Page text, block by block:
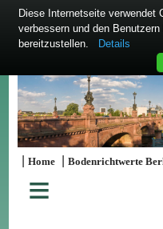
|Home |Bodenrichtwerte
≡
Diese Internetseite verwendet
verbessern und den
bereitzustellen.
Details